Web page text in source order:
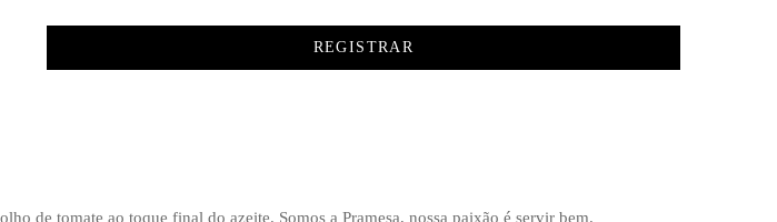
REGISTRAR
de tomate ao toque final do azeite. Somos a Pramesa, nossa paixão é servir bem.